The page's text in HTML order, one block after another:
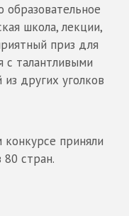
образовательное
школа, лекции,
приз для
с талантливыми
других уголков
приняли
стран.